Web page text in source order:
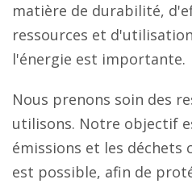
matière de durabilité,
ressources et
l'énergie est importante.
Nous prenons soin des
utilisons. Notre objectif
émissions et les déchets
est possible, afin de